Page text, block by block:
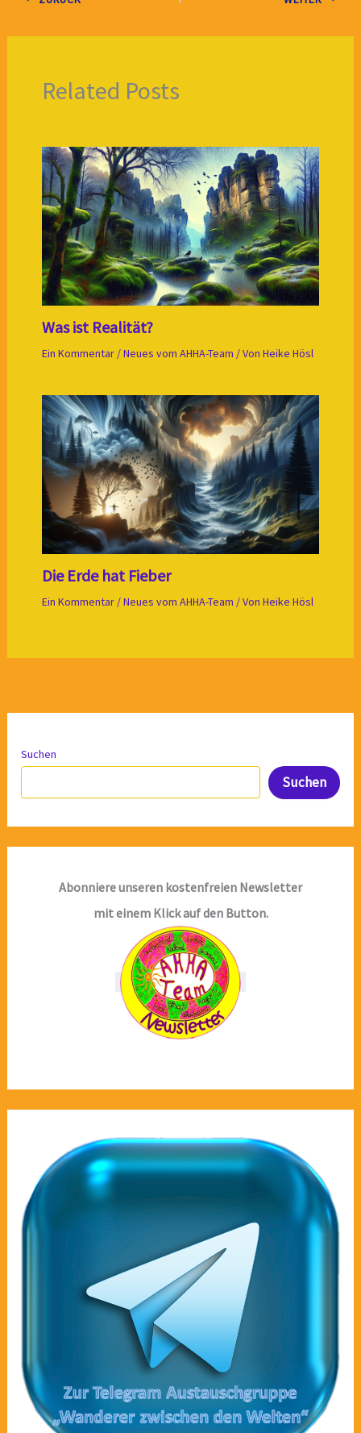
Related Posts
Was ist Realität?
Ein Kommentar /Neues vom AHHA-Team / Von Heike Hösl
Die Erde hat Fieber
Ein Kommentar /Neues vom AHHA-Team / Von Heike Hösl
Suchen
Suchen
Abonniere unseren kostenfreien Newsletter
mit einem Klick auf den Button.